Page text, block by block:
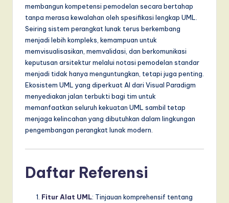
membangun kompetensi pemodelan secara bertahap
tanpa merasa kewalahan oleh spesifikasi lengkap UML.
Seiring sistem perangkat lunak terus berkembang
menjadi lebih kompleks, kemampuan untuk
memvisualisasikan, memvalidasi, dan berkomunikasi
keputusan arsitektur melalui notasi pemodelan standar
menjadi tidak hanya menguntungkan, tetapi juga penting.
Ekosistem UML yang diperkuat AI dari Visual Paradigm
menyediakan jalan terbukti bagi tim untuk
memanfaatkan seluruh kekuatan UML sambil tetap
menjaga kelincahan yang dibutuhkan dalam lingkungan
pengembangan perangkat lunak modern.
Daftar Referensi
Fitur Alat UML: Tinjauan komprehensif tentang